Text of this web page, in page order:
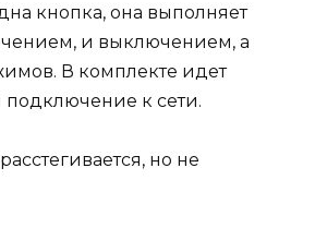
кнопка, она выполняет
и выключением, а
В комплекте идет
к сети.
но не